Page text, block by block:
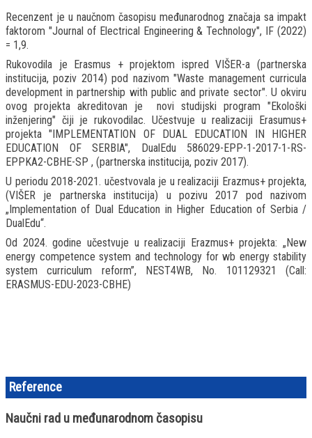
Recenzent je u naučnom časopisu međunarodnog značaja sa impakt
faktorom "Journal of Electrical Engineering & Technology", IF (2022)
= 1,9.
Rukovodila je Erasmus + projektom ispred VIŠER-a (partnerska
institucija, poziv 2014) pod nazivom "Waste management curricula
development in partnership with public and private sector". U okviru
ovog projekta akreditovan je novi studijski program "Ekološki
inženjering" čiji je rukovodilac. Učestvuje u realizaciji Erasumus+
projekta "IMPLEMENTATION OF DUAL EDUCATION IN HIGHER
EDUCATION OF SERBIA", DualEdu 586029-EPP-1-2017-1-RS-
EPPKA2-CBHE-SP , (partnerska institucija, poziv 2017).
U periodu 2018-2021. učestvovala je u realizaciji Erazmus+ projekta,
(VIŠER je partnerska institucija) u pozivu 2017 pod nazivom
„Implementation of Dual Education in Higher Education of Serbia /
DualEdu“.
Od 2024. godine učestvuje u realizaciji Erazmus+ projekta: „New
energy competence system and technology for wb energy stability
system curriculum reform”, NEST4WB, No. 101129321 (Call:
ERASMUS-EDU-2023-CBHE)
Reference
Naučni rad u međunarodnom časopisu